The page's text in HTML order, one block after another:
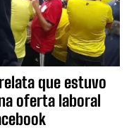
que estuvo
oferta laboral